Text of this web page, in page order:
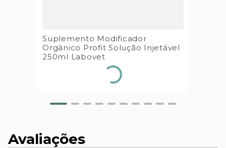
Suplemento Modificador
Orgânico Profit Solução Injetável
250ml Labovet
Avaliações